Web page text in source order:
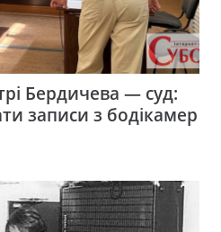
Бердичева — суд:
записи з бодікамер